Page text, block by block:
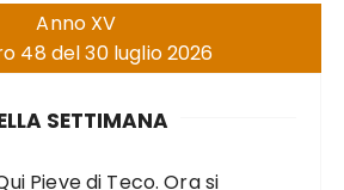
Anno XV
48 del 30 luglio 2026
SETTIMANA
Pieve di Teco. Ora si